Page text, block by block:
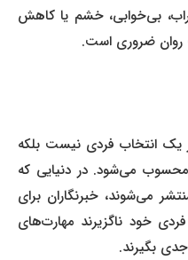
بی‌خوابی، خشم یا کاهش
ضروری است.
یک انتخاب فردی نیست بلکه
می‌شود. در دنیایی که
می‌شوند، خبرنگاران برای
خود ناگزیرند مهارت‌های
بگیرند.